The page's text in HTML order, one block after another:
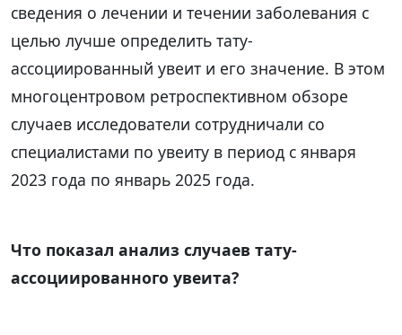
сведения о лечении и течении заболевания с
целью лучше определить тату-
ассоциированный увеит и его значение. В этом
многоцентровом ретроспективном обзоре
случаев исследователи сотрудничали со
специалистами по увеиту в период с января
2023 года по январь 2025 года.
Что показал анализ случаев тату-
ассоциированного увеита?